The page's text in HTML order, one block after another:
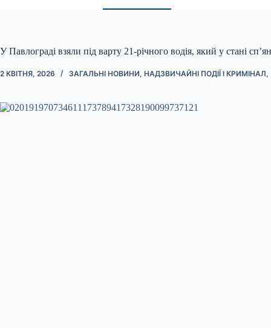
У Павлограді взяли під варту 21-річного водія, який у стані
2 КВІТНЯ, 2026 ЗАГАЛЬНІ НОВИНИ, НАДЗВИЧАЙНІ ПОДІЇ І КРИМІНАЛ,